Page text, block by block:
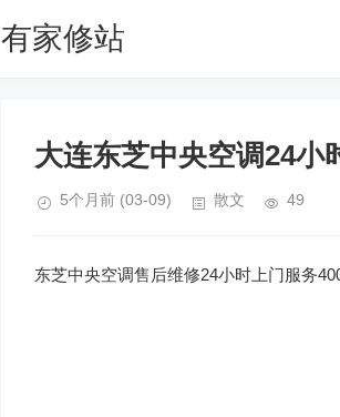
有家修站
大连东芝中央空调24小
5个月前 (03-09) 散文 49
东芝中央空调售后维修24小时上门服务